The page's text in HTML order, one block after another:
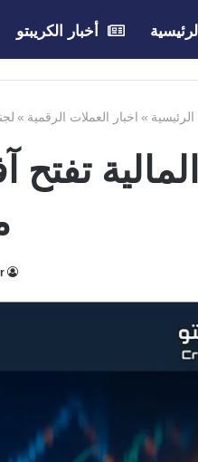
الرئيسية أخبار الكريبتو
الرئيسية » اخبار العملات الرقمية »